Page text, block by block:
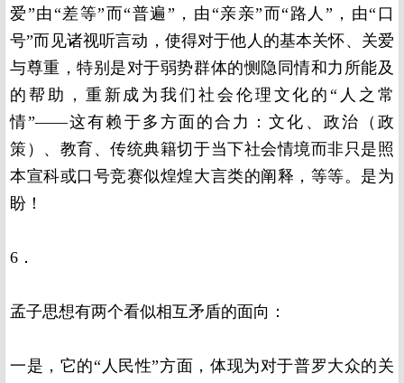
爱”由“差等”而“普遍”，由“亲亲”而“路人”，由“口
号”而见诸视听言动，使得对于他人的基本关怀、关爱
与尊重，特别是对于弱势群体的恻隐同情和力所能及
的帮助，重新成为我们社会伦理文化的“人之常
情”——这有赖于多方面的合力：文化、政治（政
策）、教育、传统典籍切于当下社会情境而非只是照
本宣科或口号竞赛似煌煌大言类的阐释，等等。是为
盼！
6．
孟子思想有两个看似相互矛盾的面向：
一是，它的“人民性”方面，体现为对于普罗大众的关